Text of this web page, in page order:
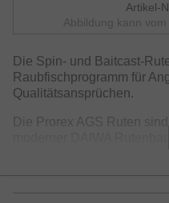
Artikel-
Abbildung kann
Die Spin- und Baitcast-
Raubfischprogramm für
Qualitätsansprüchen.
Die Prorex AGS Ruten
moderner DAIWA